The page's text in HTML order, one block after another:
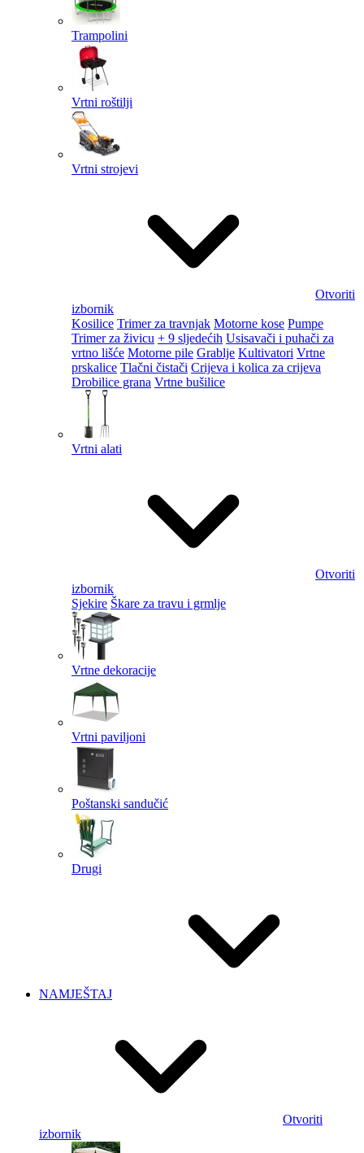
Trampolini
Vrtni roštilji
Vrtni strojevi
Otvoriti
izbornik
Kosilice Trimer za travnjak Motorne kose Pumpe
Trimer za živicu + 9 sljedećih Usisavači i puhači za
vrtno lišće Motorne pile Grablje Kultivatori Vrtne
prskalice Tlačni čistači Crijeva i kolica za crijeva
Drobilice grana Vrtne bušilice
Vrtni alati
Otvoriti
izbornik
Sjekire Škare za travu i grmlje
Vrtne dekoracije
Vrtni paviljoni
Poštanski sandučić
Drugi
NAMJEŠTAJ
Otvoriti
izbornik